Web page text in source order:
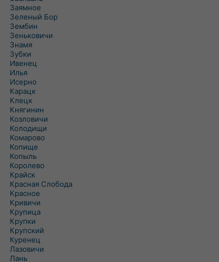
Заямное
Зеленый Бор
Зембин
Зеньковичи
Знамя
Зубки
Ивенец
Илья
Исерно
Карацк
Клецк
Княгинин
Козловичи
Колодищи
Комарово
Копище
Копыль
Королево
Крайск
Красная Слобода
Красное
Кривичи
Крупица
Крупки
Крупский
Куренец
Лазовичи
Лань